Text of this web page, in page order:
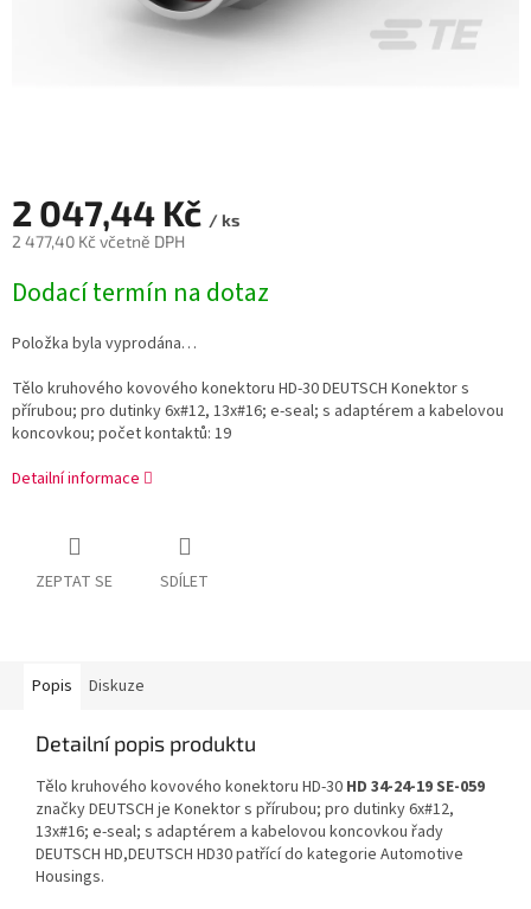
2 047,44 Kč / ks
2 477,40 Kč včetně DPH
cena:
Dodací termín na dotaz
Položka byla vyprodána…
Tělo kruhového kovového konektoru HD-30 DEUTSCH Konektor s
přírubou; pro dutinky 6x#12, 13x#16; e-seal; s adaptérem a kabelovou
koncovkou; počet kontaktů: 19
Detailní informace
ZEPTAT SE SDÍLET
Popis Diskuze
Detailní popis produktu
Tělo kruhového kovového konektoru HD-30 HD 34-24-19 SE-059
značky DEUTSCH je Konektor s přírubou; pro dutinky 6x#12,
13x#16; e-seal; s adaptérem a kabelovou koncovkou řady
DEUTSCH HD,DEUTSCH HD30 patřící do kategorie Automotive
Housings.